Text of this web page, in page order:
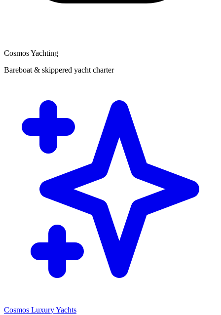
Cosmos Yachting
Bareboat & skippered yacht charter
Cosmos Luxury Yachts